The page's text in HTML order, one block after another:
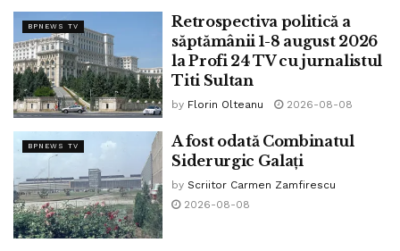
Am fost aici, în calea tuturor răutăților și asta ne-a învățat
să fim puternici!
Dumnezeu să-l odihnească pe Papa Francisc”
BPNEWS TV
Retrospectiva politică a
săptămânii 1-8 august 2026
la Profi 24 TV cu jurnalistul
Titi Sultan
by Florin Olteanu 2026-08-08
BPNEWS TV
A fost odată Combinatul
Siderurgic Galați
by Scriitor Carmen Zamfirescu
2026-08-08